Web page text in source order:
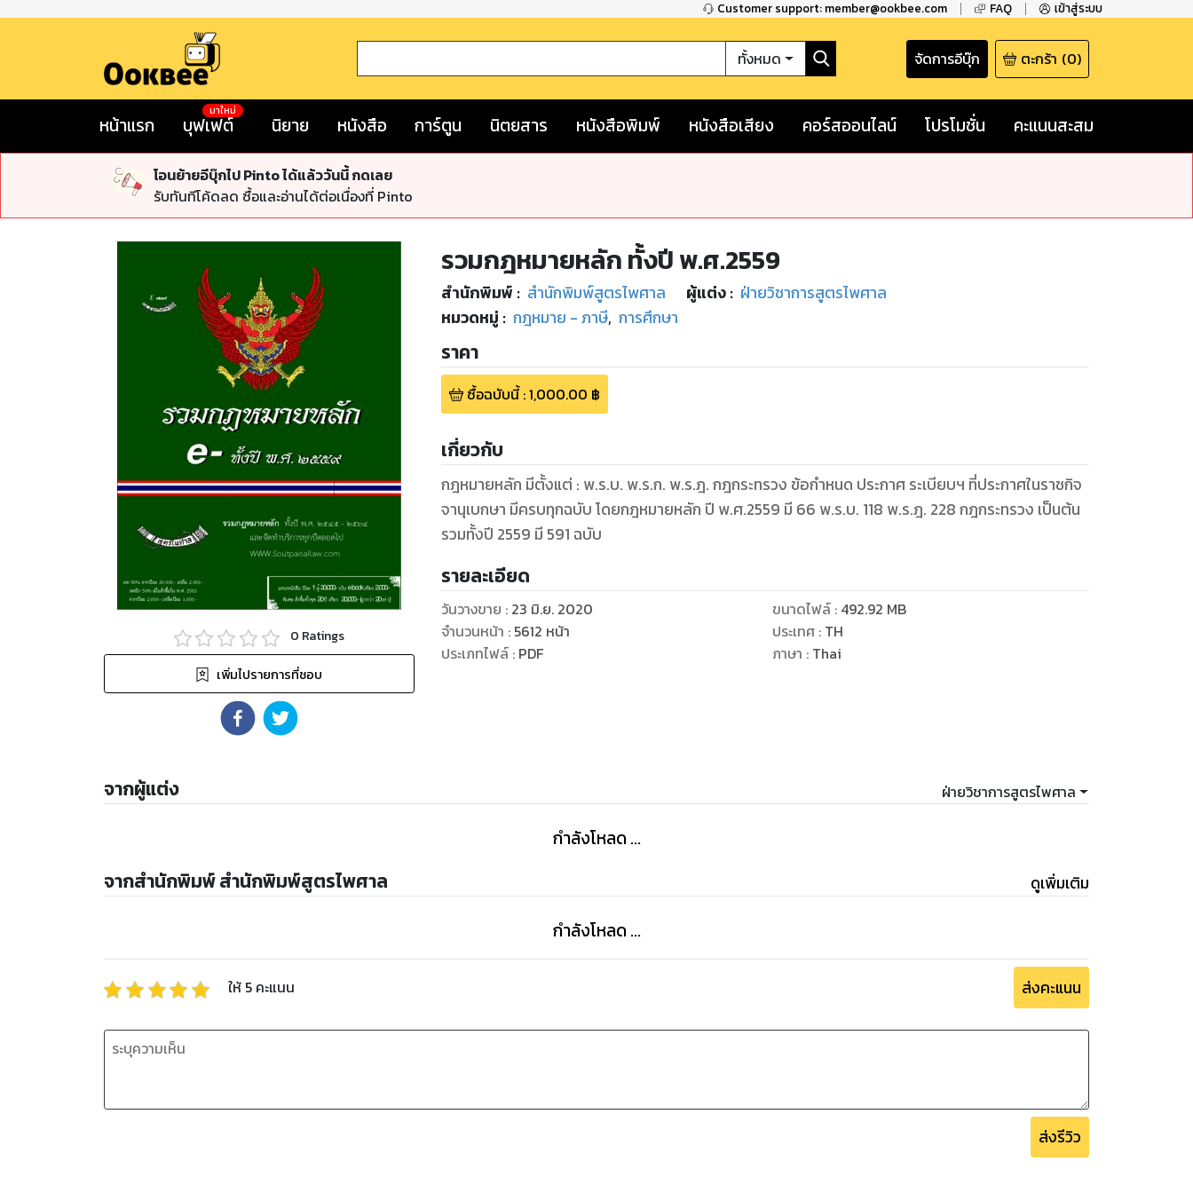
Customer support: member@ookbee.com FAQ เข้าสู่ระบบ
ทั้งหมด จัดการอีบุ๊ก ตะกร้า (0)
หน้าแรก บุฟเฟต์
มาใหม่
นิยาย หนังสือ การ์ตูน นิตยสาร หนังสือพิมพ์ หนังสือเสียง คอร์สออนไลน์ โปรโมชั่น คะแนนสะสม
โอนย้ายอีบุ๊กไป Pinto ได้แล้ววันนี้ กดเลย
รับทันทีโค้ดลด ซื้อและอ่านได้ต่อเนื่องที่ Pinto
0 Ratings
เพิ่มไปรายการที่ชอบ
รวมกฎหมายหลัก ทั้งปี พ.ศ.2559
สำนักพิมพ์ : สำนักพิมพ์สูตรไพศาล ผู้แต่ง : ฝ่ายวิชาการสูตรไพศาล
หมวดหมู่ : กฎหมาย - ภาษี, การศึกษา
ราคา
ซื้อฉบับนี้:1,000.00 ฿
เกี่ยวกับ
กฎหมายหลัก มีตั้งแต่ : พ.ร.บ. พ.ร.ก. พ.ร.ฎ. กฎกระทรวง ข้อกำหนด ประกาศ ระเบียบฯ ที่ประกาศในราชกิจ
จานุเบกษา มีครบทุกฉบับ โดยกฎหมายหลัก ปี พ.ศ.2559 มี 66 พ.ร.บ. 118 พ.ร.ฎ. 228 กฎกระทรวง เป็นต้น
รวมทั้งปี 2559 มี 591 ฉบับ
รายละเอียด
วันวางขาย : 23 มิ.ย. 2020
จำนวนหน้า : 5612 หน้า
ประเภทไฟล์: PDF
ขนาดไฟล์: 492.92 MB
ประเทศ : TH
ภาษา : Thai
จากผู้แต่ง ฝ่ายวิชาการสูตรไพศาล
กำลังโหลด ...
จากสำนักพิมพ์ สำนักพิมพ์สูตรไพศาล ดูเพิ่มเติม
กำลังโหลด ...
ให้ 5 คะแนน ส่งคะแนน
ส่งรีวิว